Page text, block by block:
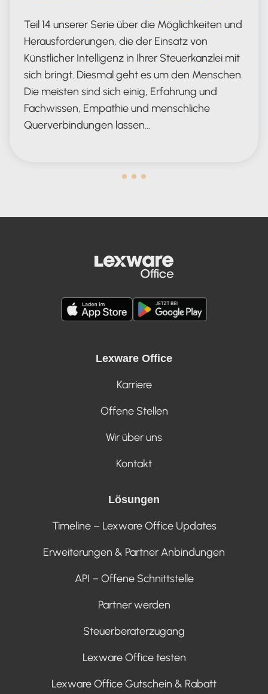
Teil 14 unserer Serie über die Möglichkeiten und
Herausforderungen, die der Einsatz von
Künstlicher Intelligenz in Ihrer Steuerkanzlei mit
sich bringt. Diesmal geht es um den Menschen.
Die meisten sind sich einig, Erfahrung und
Fachwissen, Empathie und menschliche
Querverbindungen lassen…
Lexware Office
Karriere
Offene Stellen
Wir über uns
Kontakt
Lösungen
Timeline – Lexware Office Updates
Erweiterungen & Partner Anbindungen
API – Offene Schnittstelle
Partner werden
Steuerberaterzugang
Lexware Office testen
Lexware Office Gutschein & Rabatt